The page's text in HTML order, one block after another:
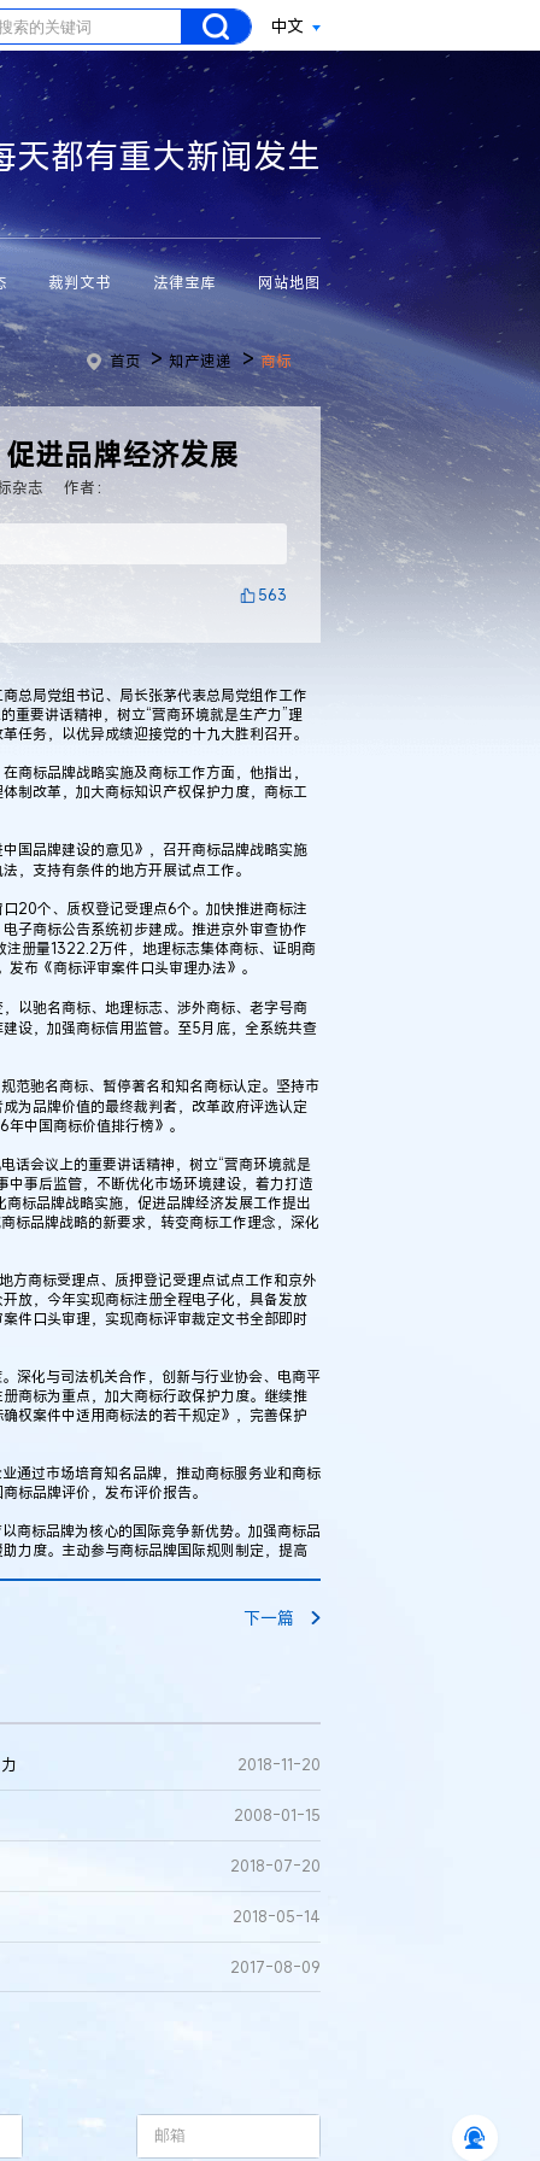
中文
天都有重大新闻发生
裁判文书 法律宝库 网站地图
首页 >知产速递 >商标
进品牌经济发展
杂志 作者：
563
总局党组书记、局长张茅代表总局党组作工作
重要讲话精神，树立“营商环境就是生产力”理
任务，以优异成绩迎接党的十九大胜利召开。
商标品牌战略实施及商标工作方面，他指出，
制改革，加大商标知识产权保护力度，商标工
国品牌建设的意见》，召开商标品牌战略实施
，支持有条件的地方开展试点工作。
20个、质权登记受理点6个。加快推进商标注
子商标公告系统初步建成。推进京外审查协作
册量1322.2万件，地理标志集体商标、证明商
布《商标评审案件口头审理办法》。
以驰名商标、地理标志、涉外商标、老字号商
设，加强商标信用监管。至5月底，全系统共查
范驰名商标、暂停著名和知名商标认定。坚持市
为品牌价值的最终裁判者，改革政府评选认定
中国商标价值排行榜》。
话会议上的重要讲话精神，树立“营商环境就是
事后监管，不断优化市场环境建设，着力打造
标品牌战略实施，促进品牌经济发展工作提出
标品牌战略的新要求，转变商标工作理念，深化
方商标受理点、质押登记受理点试点工作和京外
放，今年实现商标注册全程电子化，具备发放
件口头审理，实现商标评审裁定文书全部即时
深化与司法机关合作，创新与行业协会、电商平
商标为重点，加大商标行政保护力度。继续推
权案件中适用商标法的若干规定》，完善保护
通过市场培育知名品牌，推动商标服务业和商标
标品牌评价，发布评价报告。
商标品牌为核心的国际竞争新优势。加强商标品
力度。主动参与商标品牌国际规则制定，提高
下一篇
2018-11-20
2008-01-15
2018-07-20
2018-05-14
2017-08-09